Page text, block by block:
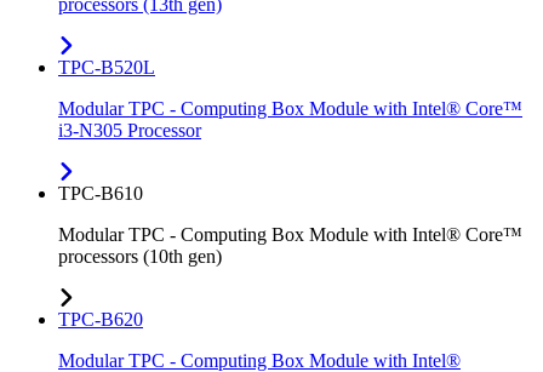
processors (13th gen)
TPC-B520L
Modular TPC - Computing Box Module with Intel® Core™
i3-N305 Processor
TPC-B610
Modular TPC - Computing Box Module with Intel® Core™
processors (10th gen)
TPC-B620
Modular TPC - Computing Box Module with Intel®